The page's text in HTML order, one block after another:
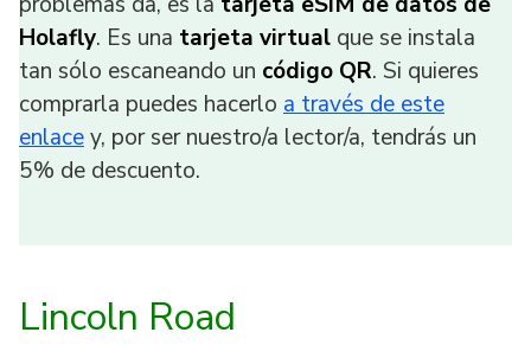
Holafly. Es una tarjeta virtual que se instala
tan sólo escaneando un código QR. Si quieres
comprarla puedes hacerlo a través de este
enlacey, por ser nuestro/a lector/a, tendrás un
5% de descuento.
Lincoln Road